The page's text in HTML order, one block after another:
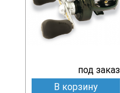
под заказ
В корзину